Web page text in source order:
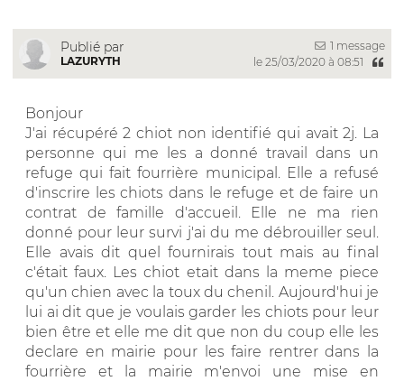
Publié par
LAZURYTH
1 message
le 25/03/2020 à 08:51
Bonjour
J'ai récupéré 2 chiot non identifié qui avait 2j. La
personne qui me les a donné travail dans un
refuge qui fait fourrière municipal. Elle a refusé
d'inscrire les chiots dans le refuge et de faire un
contrat de famille d'accueil. Elle ne ma rien
donné pour leur survi j'ai du me débrouiller seul.
Elle avais dit quel fournirais tout mais au final
c'était faux. Les chiot etait dans la meme piece
qu'un chien avec la toux du chenil. Aujourd'hui je
lui ai dit que je voulais garder les chiots pour leur
bien être et elle me dit que non du coup elle les
declare en mairie pour les faire rentrer dans la
fourrière et la mairie m'envoi une mise en